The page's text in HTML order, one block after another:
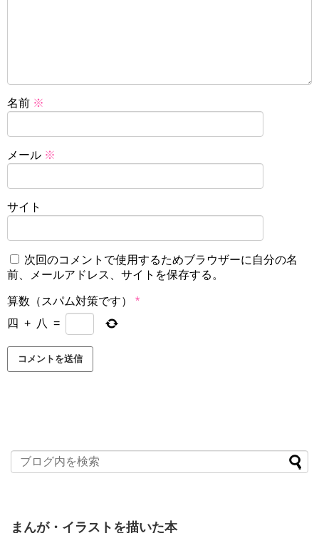
名前 ※
メール ※
サイト
次回のコメントで使用するためブラウザーに自分の名
前、メールアドレス、サイトを保存する。
算数（スパム対策です）
*
四 + 八 =
まんが・イラストを描いた本